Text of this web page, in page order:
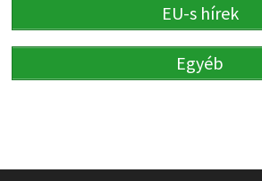
EU-s hírek
Egyéb